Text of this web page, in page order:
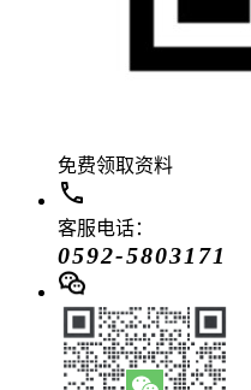
免费领取资料
客服电话：
0592-5803171